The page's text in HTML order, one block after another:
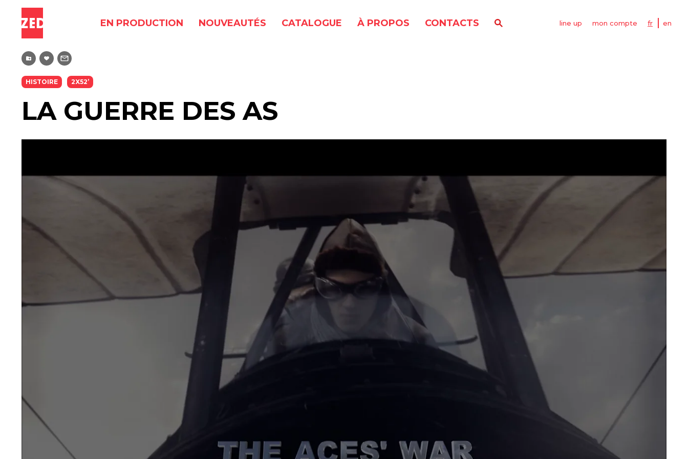
EN PRODUCTION NOUVEAUTÉS CATALOGUE À PROPOS CONTACTS line up mon compte fr en
HISTOIRE 2X52’
LA GUERRE DES AS